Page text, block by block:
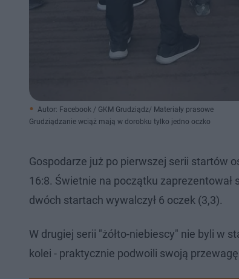
Autor: Facebook / GKM Grudziądz/ Materiały prasowe
Grudziądzanie wciąż mają w dorobku tylko jedno oczko
Gospodarze już po pierwszej serii startów
16:8. Świetnie na początku zaprezentował
dwóch startach wywalczył 6 oczek (3,3).
W drugiej serii "żółto-niebiescy" nie byli w
kolei - praktycznie podwoili swoją